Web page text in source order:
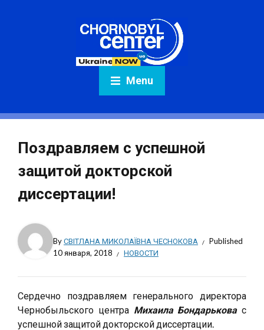
Menu
Поздравляем с успешной
защитой докторской
диссертации!
ByСВІТЛАНА МИКОЛАЇВНА ЧЕСНОКОВА
Published
10 января, 2018
НОВОСТИ
Сердечно поздравляем генерального директора
Чернобыльского центра Михаила Бондарьковас
успешной защитой докторской диссертации.